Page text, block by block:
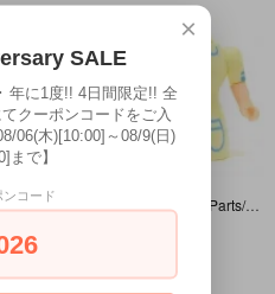
PEZ/ペッツ・Dispenser Body Parts/ディスペンサーボディパーツ 「Nurse/ナース/看護師」
×
SALE
年に1度!! 4日間限定!! 全
クーポンコードをご入
06(木)[10:00]～08/9(日)
まで】
ンコード